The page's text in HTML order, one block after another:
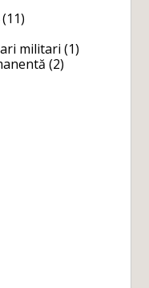
(11)
militari (1)
(2)